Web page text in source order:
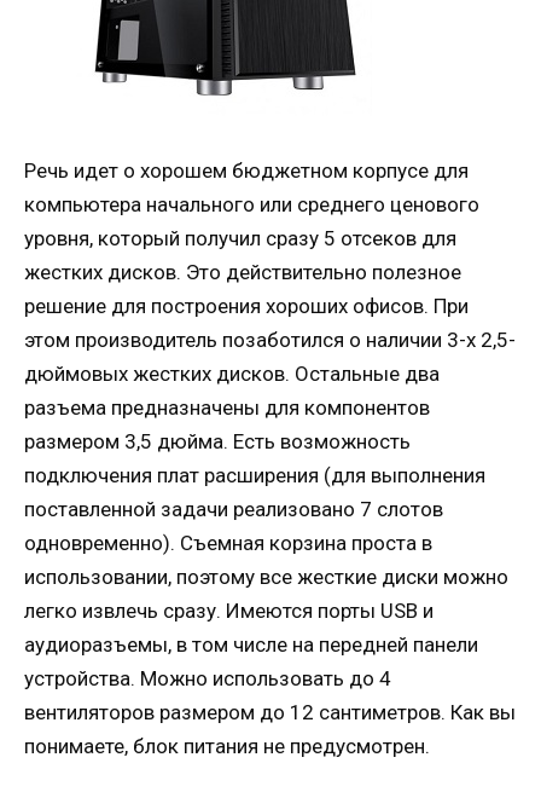
Речь идет о хорошем бюджетном корпусе для
компьютера начального или среднего ценового
уровня, который получил сразу 5 отсеков для
жестких дисков. Это действительно полезное
решение для построения хороших офисов. При
этом производитель позаботился о наличии 3-х 2,5-
дюймовых жестких дисков. Остальные два
разъема предназначены для компонентов
размером 3,5 дюйма. Есть возможность
подключения плат расширения (для выполнения
поставленной задачи реализовано 7 слотов
одновременно). Съемная корзина проста в
использовании, поэтому все жесткие диски можно
легко извлечь сразу. Имеются порты USB и
аудиоразъемы, в том числе на передней панели
устройства. Можно использовать до 4
вентиляторов размером до 12 сантиметров. Как вы
понимаете, блок питания не предусмотрен.